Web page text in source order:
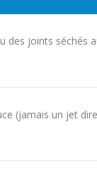
des joints
(jamais un jet